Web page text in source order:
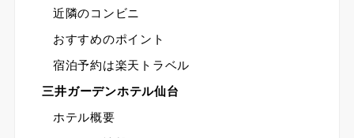
近隣のコンビニ
おすすめのポイント
宿泊予約は楽天トラベル
三井ガーデンホテル仙台
ホテル概要